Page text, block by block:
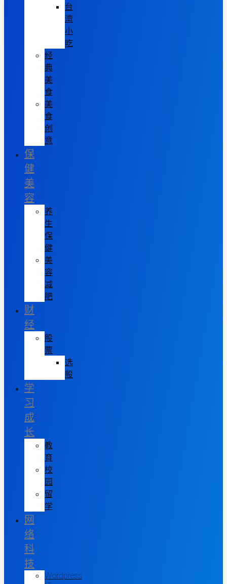
台
湾
小
吃
经
典
美
食
美
食
创
意
保
健
美
容
养
生
保
健
美
容
减
肥
财
经
股
票
选
股
学
习
成
长
教
育
校
园
留
学
网
络
科
技
Wordpress